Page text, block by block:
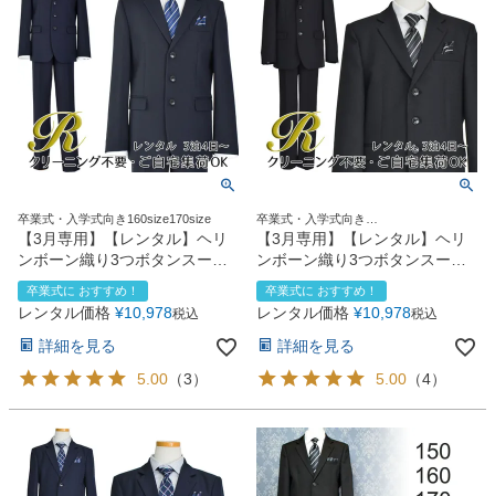
卒業式・入学式向き160size170size
【3月専用】【レンタル】ヘリ
ンボーン織り3つボタンスーツ5
点セット(CAT545611)ネイビー
卒業式に おすすめ！
レンタル価格 ¥10,978税込
詳細を見る
5.00 （3）
卒業式・入学式向き
140size150size160size170size
【3月専用】【レンタル】ヘリ
ンボーン織り3つボタンスーツ5
点セット(CAT545611)ブラック
卒業式に おすすめ！
レンタル価格 ¥10,978税込
詳細を見る
5.00 （4）